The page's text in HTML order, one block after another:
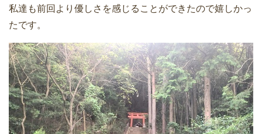
私達も前回より優しさを感じることができたので嬉しかっ
たです。